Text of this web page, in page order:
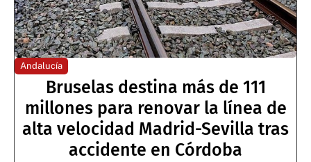
Andalucía
Bruselas destina más de 111
millones para renovar la línea de
alta velocidad Madrid-Sevilla tras
accidente en Córdoba